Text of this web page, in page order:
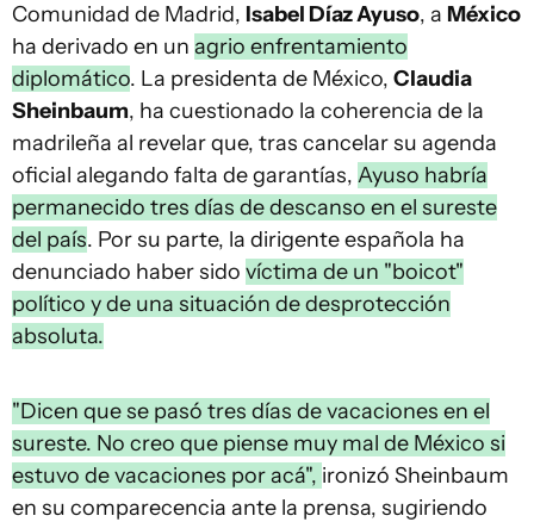
Comunidad de Madrid, Isabel Díaz Ayuso, a México
ha derivado en un agrio enfrentamiento
diplomático. La presidenta de México, Claudia
Sheinbaum, ha cuestionado la coherencia de la
madrileña al revelar que, tras cancelar su agenda
oficial alegando falta de garantías, Ayuso habría
permanecido tres días de descanso en el sureste
del país. Por su parte, la dirigente española ha
denunciado haber sido víctima de un "boicot"
político y de una situación de desprotección
absoluta.
"Dicen que se pasó tres días de vacaciones en el
sureste. No creo que piense muy mal de México si
estuvo de vacaciones por acá", ironizó Sheinbaum
en su comparecencia ante la prensa, sugiriendo